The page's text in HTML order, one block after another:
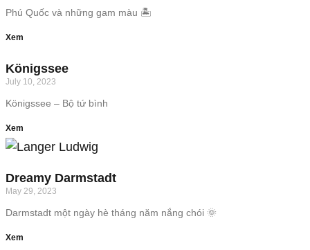
Phú Quốc và những gam màu 🏝️
Xem
Königssee
July 10, 2023
Königssee – Bộ tứ bình
Xem
Dreamy Darmstadt
May 29, 2023
Darmstadt một ngày hè tháng năm nắng chói 🌞
Xem